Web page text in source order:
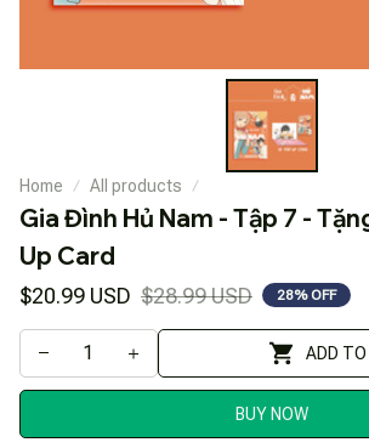
Home All products
Gia Đình Hủ Nam - Tập 7 -
Up Card
$20.99 USD $28.99 USD 28% OFF
ADD
BUY NOW